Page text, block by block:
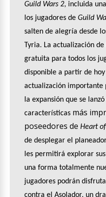
Guild Wars 2, incluida
los jugadores de Guild
salten de alegría desde
Tyria. La actualización
gratuita para todos los
disponible a partir de
actualización importante
la expansión que se
características más
poseedores de Heart
de desplegar el
les permitirá explorar
una forma totalmente
jugadores podrán
contra el Asolador, un